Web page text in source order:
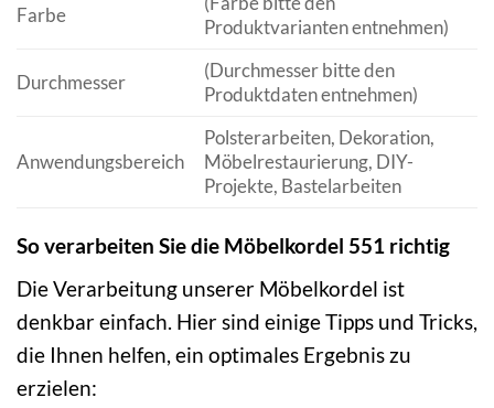
Farbe
Produktvarianten entnehmen)
Durchmesser
(Durchmesser bitte den
Produktdaten entnehmen)
Anwendungsbereich
Polsterarbeiten, Dekoration,
Möbelrestaurierung, DIY-
Projekte, Bastelarbeiten
So verarbeiten Sie die Möbelkordel 551 richtig
Die Verarbeitung unserer Möbelkordel ist
denkbar einfach. Hier sind einige Tipps und Tricks,
die Ihnen helfen, ein optimales Ergebnis zu
erzielen: